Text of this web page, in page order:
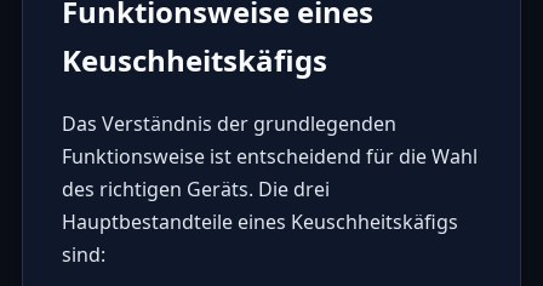
Funktionsweise eines
Keuschheitskäfigs
Das Verständnis der grundlegenden
Funktionsweise ist entscheidend für die Wahl
des richtigen Geräts. Die drei
Hauptbestandteile eines Keuschheitskäfigs
sind: